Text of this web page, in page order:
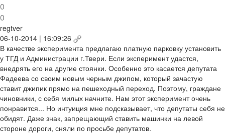
0
0
regtver
06-10-2014 | 16:09:26
В качестве эксперимента предлагаю платную парковку установить
у ТГД и Администрации г.Твери. Если эксперимент удастся,
внедрять его на другие стоянки. Особенно это касается депутата
Фадеева со своим новым черным джипом, который зачастую
ставит джипик прямо на пешеходный переход. Поэтому, граждане
чиновники, с себя милых начните. Нам этот эксперимент очень
понравится... Но интуиция мне подсказывает, что депутаты себя не
обидят. Даже знак, запрещающий ставить машинки на левой
стороне дороги, сняли по просьбе депутатов.